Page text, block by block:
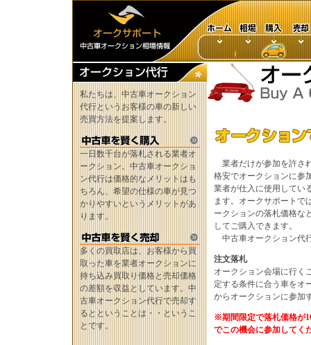
私たちは、中古車オークション
代行というお客様の車の新しい
売買方法を提案します。
一日数千台が落札される業者オ
ークション。中古車オークショ
ン代行は価格的なメリットはも
ちろん、希望の仕様の車が見つ
かりやすいというメリットがあ
ります。
多くの買取店は、お客様から買
取った車を業者オークションに
持ち込み買取り価格と売却価格
の差額を収益としています。中
古車オークション代行で売却す
るとということは・・というこ
とです。
業者だけが参加を許さ
格安でオークションに参
業者が仕入に使用してい
ます。オークサポートで
ークションの落札価格な
してご購入できます。
中古車オークション代
注文落札
オークション会場に行く
定する条件に合う車をオ
からオークションに参加
※期間限定で落札価格が
でこの機会に参加してく